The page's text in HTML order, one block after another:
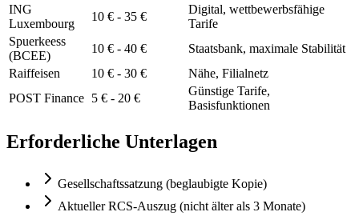
ING
Luxembourg
10 € - 35 €
Digital, wettbewerbsfähige
Tarife
Spuerkeess
(BCEE)
10 € - 40 €
Staatsbank, maximale Stabilität
Raiffeisen
10 € - 30 €
Nähe, Filialnetz
POST Finance 5 € - 20 €
Günstige Tarife,
Basisfunktionen
Erforderliche Unterlagen
Gesellschaftssatzung (beglaubigte Kopie)
Aktueller RCS-Auszug (nicht älter als 3 Monate)